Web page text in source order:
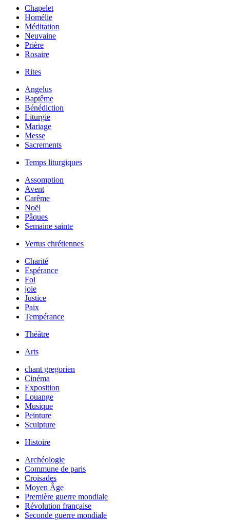
Chapelet
Homélie
Méditation
Neuvaine
Prière
Rosaire
Rites
Angelus
Baptême
Bénédiction
Liturgie
Mariage
Messe
Sacrements
Temps liturgiques
Assomption
Avent
Carême
Noël
Pâques
Semaine sainte
Vertus chrétiennes
Charité
Espérance
Foi
joie
Justice
Paix
Tempérance
Théâtre
Arts
chant gregorien
Cinéma
Exposition
Louange
Musique
Peinture
Sculpture
Histoire
Archéologie
Commune de paris
Croisades
Moyen Âge
Première guerre mondiale
Révolution française
Seconde guerre mondiale